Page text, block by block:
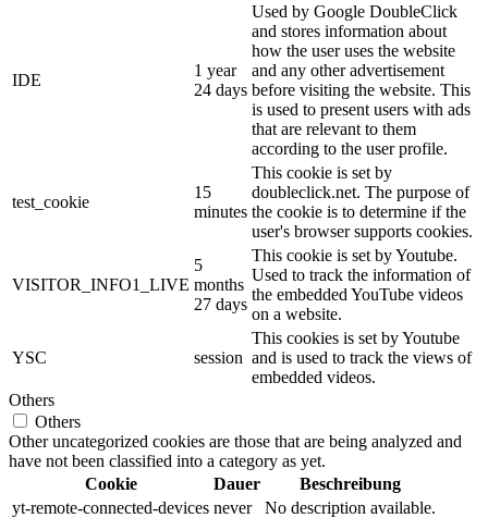
IDE
1 year
24 days
Used by Google DoubleClick
and stores information about
how the user uses the website
and any other advertisement
before visiting the website. This
is used to present users with ads
that are relevant to them
according to the user profile.
test_cookie
15
minutes
This cookie is set by
doubleclick.net. The purpose of
the cookie is to determine if the
user's browser supports cookies.
VISITOR_INFO1_LIVE
5
months
27 days
This cookie is set by Youtube.
Used to track the information of
the embedded YouTube videos
on a website.
YSC session
This cookies is set by Youtube
and is used to track the views of
embedded videos.
Others
Others
Other uncategorized cookies are those that are being analyzed and
have not been classified into a category as yet.
Cookie
Dauer
Beschreibung
yt-remote-connected-devices never No description available.